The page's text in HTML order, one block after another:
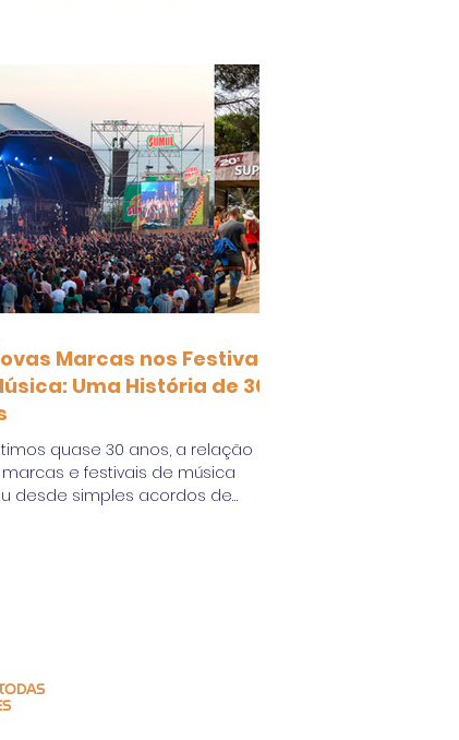
Marcas nos Festivais
Uma História de 30
quase 30 anos, a relação
e festivais de música
desde simples acordos de